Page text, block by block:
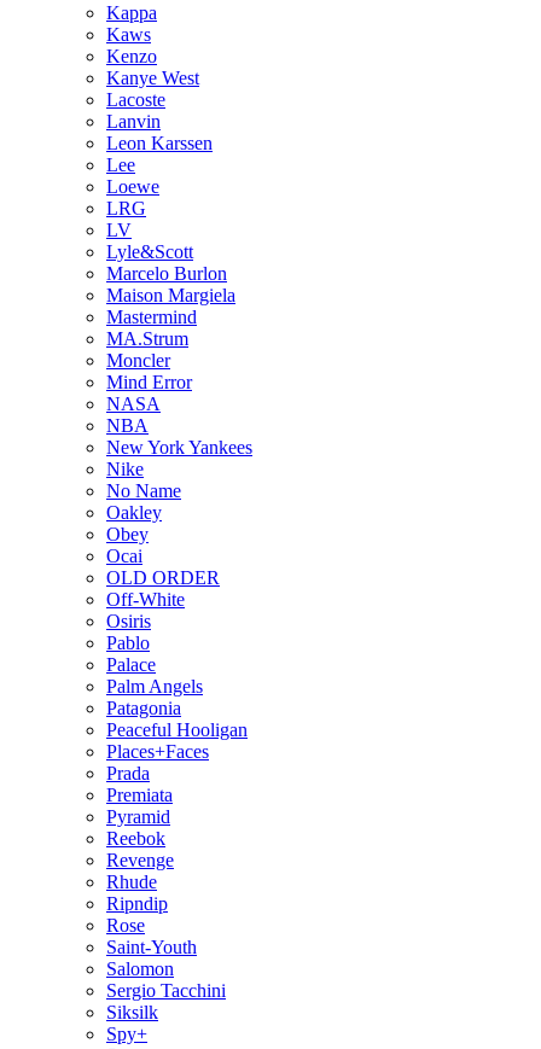
Kappa
Kaws
Kenzo
Kanye West
Lacoste
Lanvin
Leon Karssen
Lee
Loewe
LRG
LV
Lyle&Scott
Marcelo Burlon
Maison Margiela
Mastermind
MA.Strum
Moncler
Mind Error
NASA
NBA
New York Yankees
Nike
No Name
Oakley
Obey
Ocai
OLD ORDER
Off-White
Osiris
Pablo
Palace
Palm Angels
Patagonia
Peaceful Hooligan
Places+Faces
Prada
Premiata
Pyramid
Reebok
Revenge
Rhude
Ripndip
Rose
Saint-Youth
Salomon
Sergio Tacchini
Siksilk
Spy+